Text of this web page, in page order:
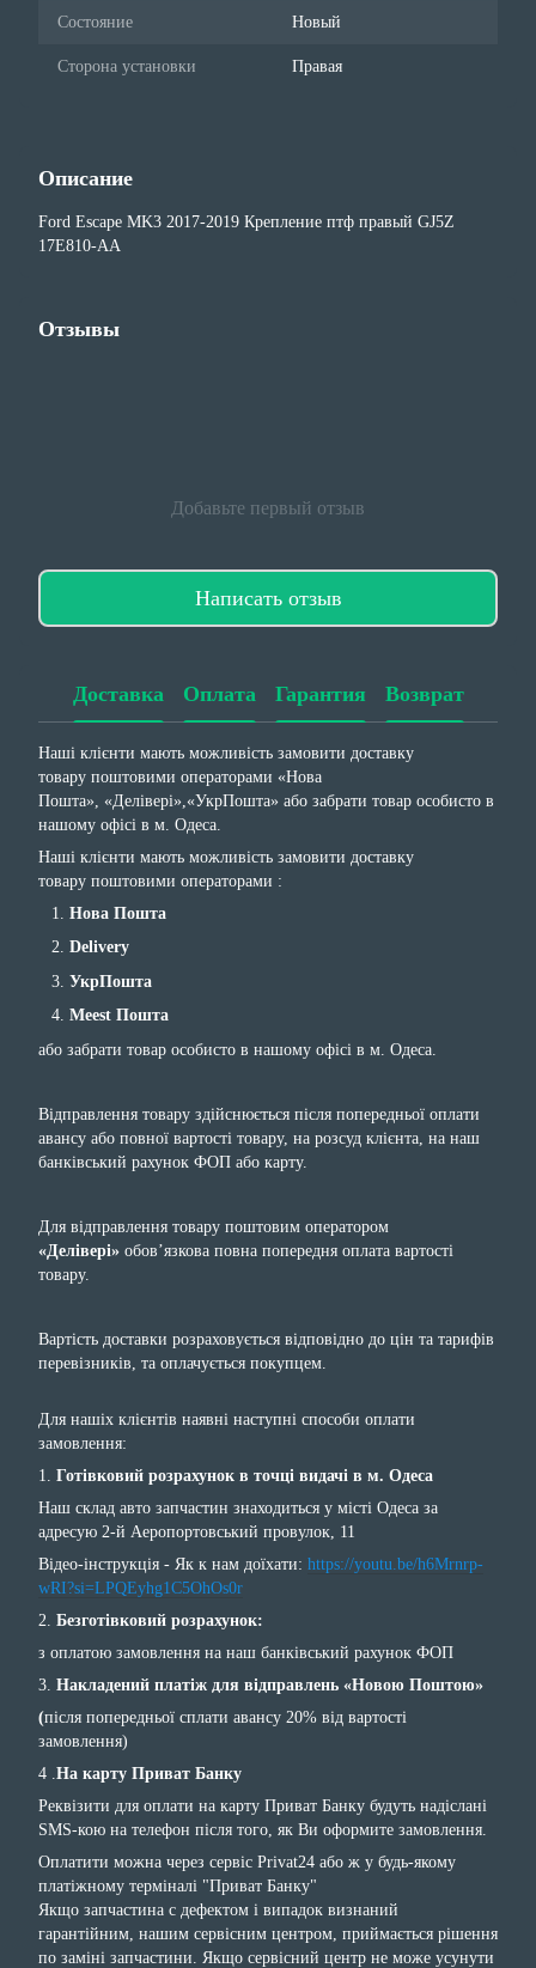
Состояние Новый
Сторона установки Правая
Описание
Ford Escape MK3 2017-2019 Крепление птф правый GJ5Z
17E810-AA
Отзывы
Добавьте первый отзыв
Написать отзыв
Доставка Оплата Гарантия Возврат
Наші клієнти мають можливість замовити доставку
товару поштовими операторами «Нова
Пошта», «Делівері»,«УкрПошта» або забрати товар особисто в
нашому офісі в м. Одеса.
Наші клієнти мають можливість замовити доставку
товару поштовими операторами :
Нова Пошта
Delivery
УкрПошта
Meest Пошта
або забрати товар особисто в нашому офісі в м. Одеса.
Відправлення товару здійснюється після попередньої оплати
авансу або повної вартості товару, на розсуд клієнта, на наш
банківський рахунок ФОП або карту.
Для відправлення товару поштовим оператором
«Делівері» обов’язкова повна попередня оплата вартості
товару.
Вартість доставки розраховується відповідно до цін та тарифів
перевізників, та оплачується покупцем.
Для нашіх клієнтів наявні наступні способи оплати
замовлення:
1. Готівковий розрахунок в точці видачі в м. Одеса
Наш склад авто запчастин знаходиться у місті Одеса за
адресую 2-й Аеропортовський провулок, 11
Відео-інструкція - Як к нам доїхати: https://youtu.be/h6Mrnrp-
wRI?si=LPQEyhg1C5OhOs0r
2. Безготівковий розрахунок:
з оплатою замовлення на наш банківський рахунок ФОП
3. Накладений платіж для відправлень «Новою Поштою»
(після попередньої сплати авансу 20% від вартості
замовлення)
4 . На карту Приват Банку
Реквізити для оплати на карту Приват Банку будуть надіслані
SMS-кою на телефон після того, як Ви оформите замовлення.
Оплатити можна через сервіс Privat24 або ж у будь-якому
платіжному терміналі "Приват Банку"
Якщо запчастина с дефектом і випадок визнаний
гарантійним, нашим сервісним центром, приймається рішення
по заміні запчастини. Якщо сервісний центр не може усунути